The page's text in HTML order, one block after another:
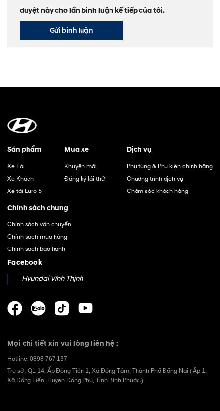
duyệt này cho lần bình luận kế tiếp của tôi.
Sản phẩm
Xe Tải
Xe Khách
Xe tải Euro 5
Mua xe
Khuyến mãi
Đăng ký lái thử
Dịch vụ
Phụ tùng & Phụ kiện chính hãng
Chương trình dịch vụ
Chăm sóc khách hàng
Chính sách chung
Chính sách vận chuyển
Chính sách mua hàng
Chính sách bảo hành
Facebook
Hyundai Vĩnh Thịnh
Mọi chi tiết xin vui lòng liên hệ :
Hotline: 0898 767 137
Trụ sở : QL 14, Ấp Đồng Tiến 1, Xã Đồng Tâm, Thành Phố Đồng Nai ( Âp 1,
Xã Đồng Tiến, Huyện Đồng Phú, Tỉnh Bình Phước.)